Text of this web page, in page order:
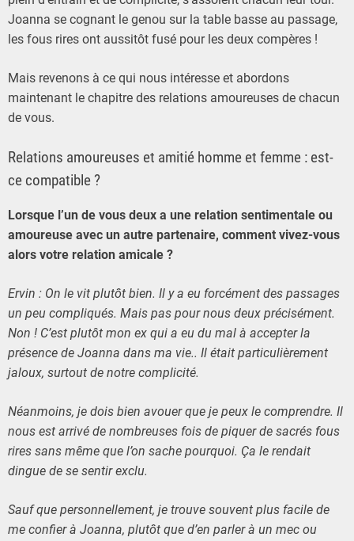
Joanna se cognant le genou sur la table basse au passage,
les fous rires ont aussitôt fusé pour les deux compères !
Mais revenons à ce qui nous intéresse et abordons
maintenant le chapitre des relations amoureuses de chacun
de vous.
Relations amoureuses et amitié homme et femme : est-
ce compatible ?
Lorsque l’un de vous deux a une relation sentimentale ou
amoureuse avec un autre partenaire, comment vivez-vous
alors votre relation amicale ?
Ervin : On le vit plutôt bien. Il y a eu forcément des passages
un peu compliqués. Mais pas pour nous deux précisément.
Non ! C’est plutôt mon ex qui a eu du mal à accepter la
présence de Joanna dans ma vie.. Il était particulièrement
jaloux, surtout de notre complicité.
Néanmoins, je dois bien avouer que je peux le comprendre. Il
nous est arrivé de nombreuses fois de piquer de sacrés fous
rires sans même que l’on sache pourquoi. Ça le rendait
dingue de se sentir exclu.
Sauf que personnellement, je trouve souvent plus facile de
me confier à Joanna, plutôt que d’en parler à un mec ou